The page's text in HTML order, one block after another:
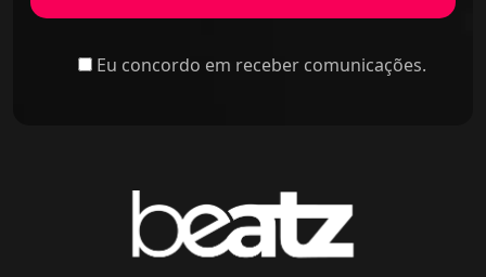
Eu concordo em receber comunicações.